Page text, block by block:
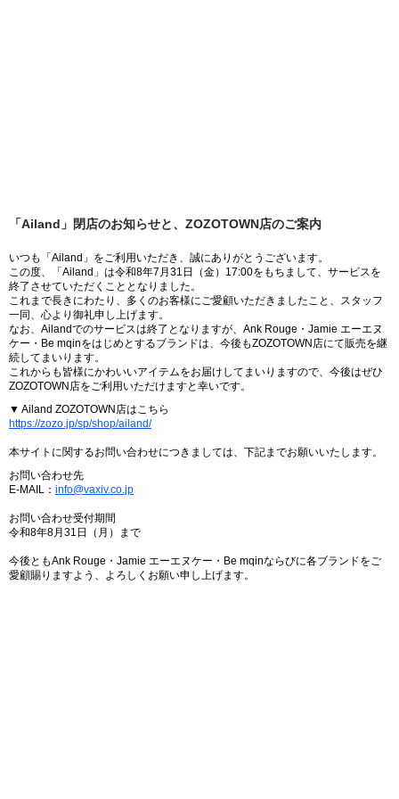
「Ailand」閉店のお知らせと、ZOZOTOWN店のご案内
いつも「Ailand」をご利用いただき、誠にありがとうございます。
この度、「Ailand」は令和8年7月31日（金）17:00をもちまして、サービスを
終了させていただくこととなりました。
これまで長きにわたり、多くのお客様にご愛顧いただきましたこと、スタッフ
一同、心より御礼申し上げます。
なお、Ailandでのサービスは終了となりますが、Ank Rouge・Jamie エーエヌ
ケー・Be mqinをはじめとするブランドは、今後もZOZOTOWN店にて販売を継
続してまいります。
これからも皆様にかわいいアイテムをお届けしてまいりますので、今後はぜひ
ZOZOTOWN店をご利用いただけますと幸いです。
▼ Ailand ZOZOTOWN店はこちら
https://zozo.jp/sp/shop/ailand/
本サイトに関するお問い合わせにつきましては、下記までお願いいたします。
お問い合わせ先
E-MAIL： info@vaxiv.co.jp
お問い合わせ受付期間
令和8年8月31日（月）まで
今後ともAnk Rouge・Jamie エーエヌケー・Be mqinならびに各ブランドをご
愛顧賜りますよう、よろしくお願い申し上げます。